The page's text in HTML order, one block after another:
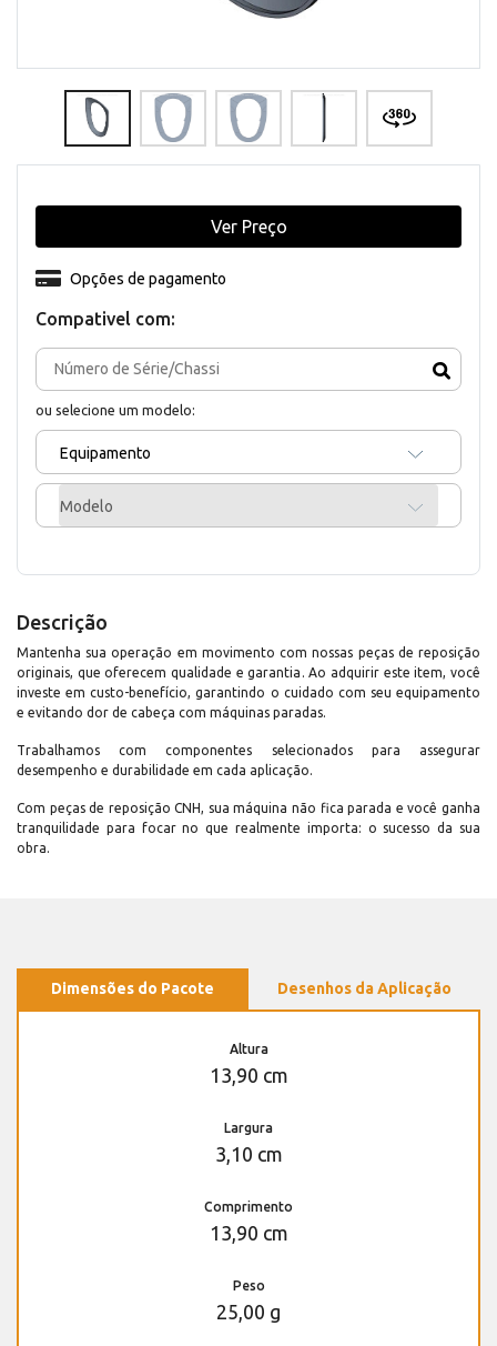
Compativel com:
ou selecione um modelo:
Equipamento
Modelo
Opções de pagamento
Ver Preço
Descrição
Mantenha sua operação em movimento com nossas peças de reposição
originais, que oferecem qualidade e garantia. Ao adquirir este item, você
investe em custo-benefício, garantindo o cuidado com seu equipamento
e evitando dor de cabeça com máquinas paradas.
Trabalhamos com componentes selecionados para assegurar
desempenho e durabilidade em cada aplicação.
Com peças de reposição CNH, sua máquina não fica parada e você ganha
tranquilidade para focar no que realmente importa: o sucesso da sua
obra.
Dimensões do Pacote Desenhos da Aplicação
Altura
13,90 cm
Largura
3,10 cm
Comprimento
13,90 cm
Peso
25,00 g